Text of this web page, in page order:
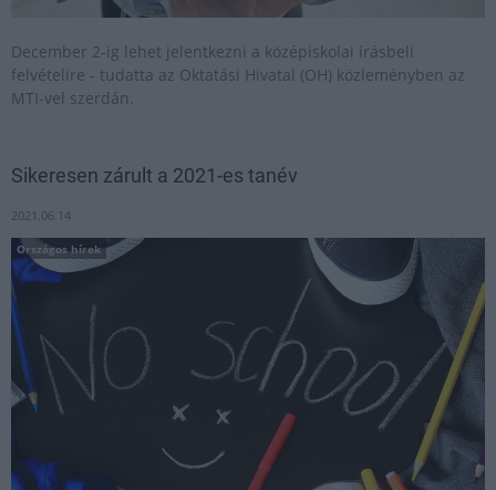
December 2-ig lehet jelentkezni a középiskolai írásbeli
felvételire - tudatta az Oktatási Hivatal (OH) közleményben az
MTI-vel szerdán.
Sikeresen zárult a 2021-es tanév
2021.06.14
Országos hírek